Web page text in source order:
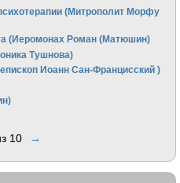
(Митрополит Морфу
(Иеромонах Роман (Матюшин)
Тушнова)
Иоанн Сан-Францисский )
10 →